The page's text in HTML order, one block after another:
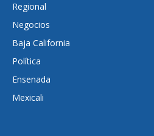
Regional
Negocios
Baja California
Política
Ensenada
Mexicali